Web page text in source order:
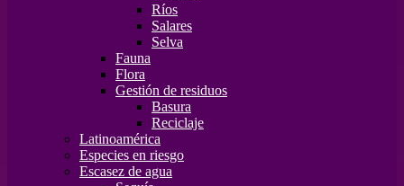
Ríos
Salares
Selva
Fauna
Flora
Gestión de residuos
Basura
Reciclaje
Latinoamérica
Especies en riesgo
Escasez de agua